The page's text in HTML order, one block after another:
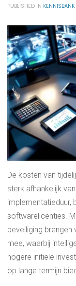
PUBLISHED IN KENNISBANK
De kosten van
sterk afhankelijk
implementatieduur,
softwarelicenties.
beveiliging
mee, waarbij
hogere initiële
op lange termijn